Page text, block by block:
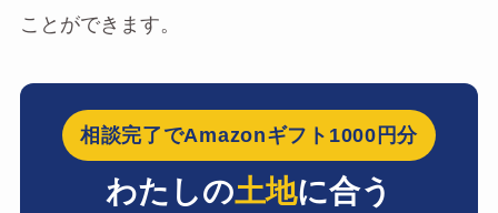
ことができます。
相談完了でAmazonギフト1000円分
わたしの土地に合う